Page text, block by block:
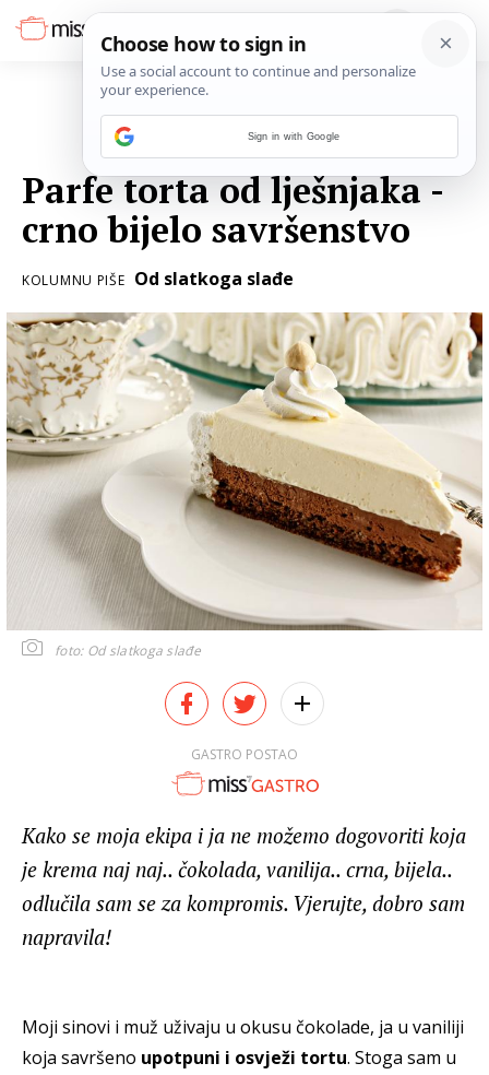
Parfe torta od lješnjaka -
crno bijelo savršenstvo
KOLUMNU PIŠE Od slatkoga slađe
foto: Od slatkoga slađe
GASTRO POSTAO
Kako se moja ekipa i ja ne možemo dogovoriti koja
je krema naj naj.. čokolada, vanilija.. crna, bijela..
odlučila sam se za kompromis. Vjerujte, dobro sam
napravila!
Moji sinovi i muž uživaju u okusu čokolade, ja u vaniliji
koja savršeno upotpuni i osvježi tortu. Stoga sam u
Sign in with Google